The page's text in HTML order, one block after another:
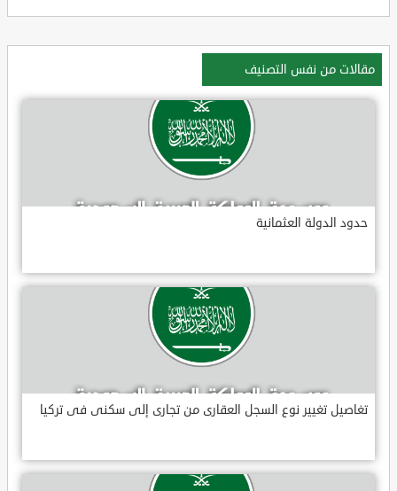
مقالات من نفس التصنيف
حدود الدولة العثمانية
تغاصيل تغيير نوع السجل العقارى من تجارى إلى سكنى فى تركيا